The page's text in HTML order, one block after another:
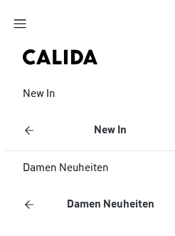
Zum Hauptinhalt springen
New In
New In
Damen Neuheiten
Damen Neuheiten